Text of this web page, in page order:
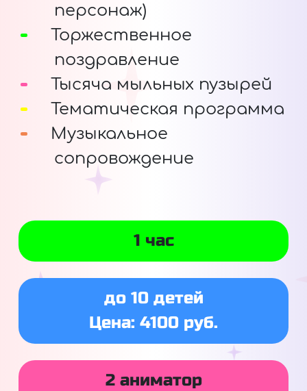
персонаж)
Торжественное
поздравление
Тысяча мыльных пузырей
Тематическая программа
Музыкальное
сопровождение
1 час
до 10 детей
Цена: 4100 руб.
2 аниматор